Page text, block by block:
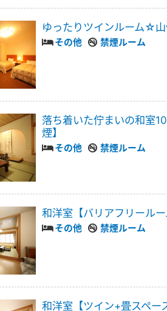
ゆったりツインルーム☆
その他 禁煙ルーム
落ち着いた佇まいの和室
煙】
その他 禁煙ルーム
和洋室【バリアフリール
その他 禁煙ルーム
和洋室【ツイン+畳スペ